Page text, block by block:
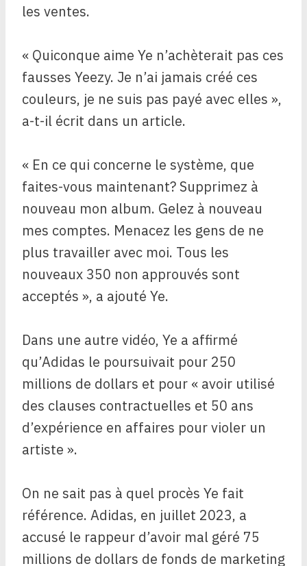
les ventes.
« Quiconque aime Ye n’achèterait pas ces
fausses Yeezy. Je n’ai jamais créé ces
couleurs, je ne suis pas payé avec elles »,
a-t-il écrit dans un article.
« En ce qui concerne le système, que
faites-vous maintenant? Supprimez à
nouveau mon album. Gelez à nouveau
mes comptes. Menacez les gens de ne
plus travailler avec moi. Tous les
nouveaux 350 non approuvés sont
acceptés », a ajouté Ye.
Dans une autre vidéo, Ye a affirmé
qu’Adidas le poursuivait pour 250
millions de dollars et pour « avoir utilisé
des clauses contractuelles et 50 ans
d’expérience en affaires pour violer un
artiste ».
On ne sait pas à quel procès Ye fait
référence. Adidas, en juillet 2023, a
accusé le rappeur d’avoir mal géré 75
millions de dollars de fonds de marketing